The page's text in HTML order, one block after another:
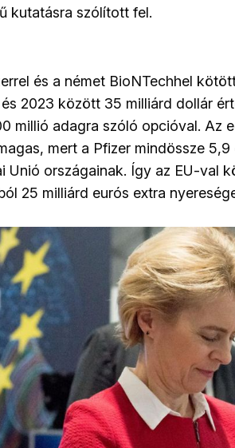
kutatásra szólított fel.
és a német BioNTechhel
2023 között 35 milliárd dollár
millió adagra szóló opcióval. Az
mert a Pfizer mindössze
Unió országainak. Így az EU-val
25 milliárd eurós extra